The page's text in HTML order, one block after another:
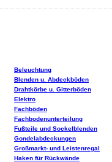
Beleuchtung
Blenden u. Abdeckböden
Drahtkörbe u. Gitterböden
Elektro
Fachböden
Fachbodenunterteilung
Fußteile und Sockelblenden
Gondelabdeckungen
Großmarkt- und Leistenregal
Haken für Rückwände